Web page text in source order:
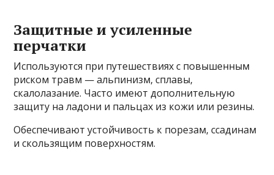
Защитные и усиленные
перчатки
Используются при путешествиях с повышенным
риском травм — альпинизм, сплавы,
скалолазание. Часто имеют дополнительную
защиту на ладони и пальцах из кожи или резины.
Обеспечивают устойчивость к порезам, ссадинам
и скользящим поверхностям.